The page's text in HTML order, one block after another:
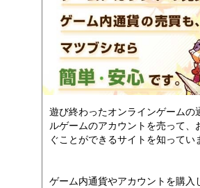
遊び終わったオンラインゲームの
ルゲームのアカウントを売って、
ぐことができるサイトを知ってい
ゲーム内通貨やアカウントを購入